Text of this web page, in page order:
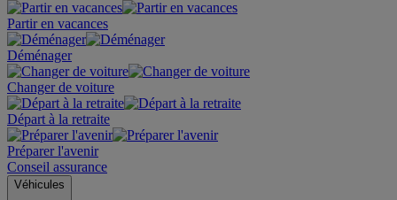
Partir en vacances
Déménager
Changer de voiture
Départ à la retraite
Préparer l'avenir
Conseil assurance
Véhicules